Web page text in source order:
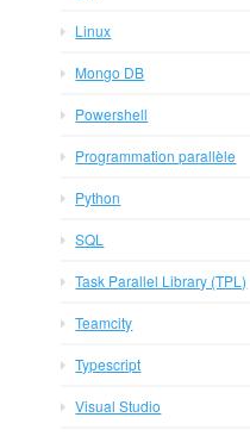
Linux
Mongo DB
Powershell
Programmation parallèle
Python
SQL
Task Parallel Library (TPL)
Teamcity
Typescript
Visual Studio